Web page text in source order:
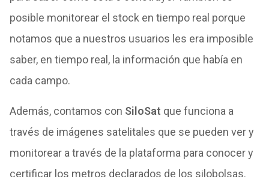
posible monitorear el stock en tiempo real porque
notamos que a nuestros usuarios les era imposible
saber, en tiempo real, la información que había en
cada campo.
Además, contamos con SiloSat que funciona a
través de imágenes satelitales que se pueden ver y
monitorear a través de la plataforma para conocer y
certificar los metros declarados de los silobolsas.